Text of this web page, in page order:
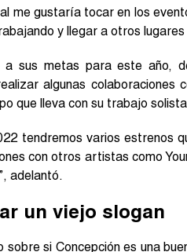
me gustaría tocar en los
y llegar a otros lugares
a sus metas para este año,
algunas
que lleva con su trabajo
tendremos varios estrenos
con otros artistas como
adelantó.
un viejo slogan
sobre si Concepción es una